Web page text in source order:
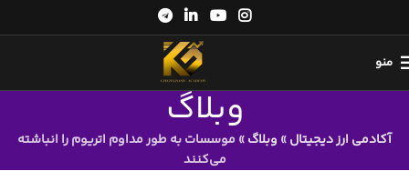
منو
وبلاگ
آکادمی ارز دیجیتال» وبلاگ» موسسات به طور مداوم اتریوم را انباشته
می‌کنند